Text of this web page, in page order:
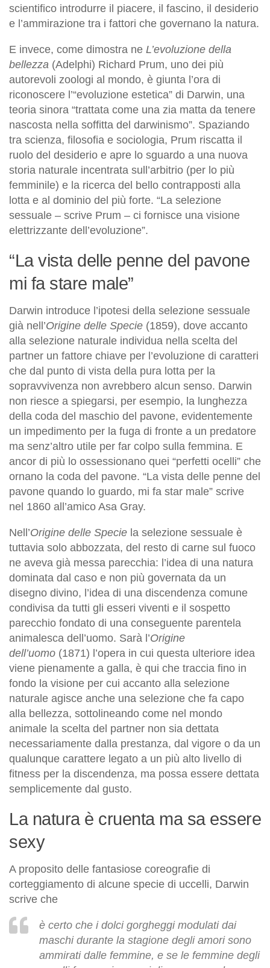
scientifico introdurre il piacere, il fascino, il desiderio
e l’ammirazione tra i fattori che governano la natura.
E invece, come dimostra ne L’evoluzione della
bellezza (Adelphi) Richard Prum, uno dei più
autorevoli zoologi al mondo, è giunta l’ora di
riconoscere l’“evoluzione estetica” di Darwin, una
teoria sinora “trattata come una zia matta da tenere
nascosta nella soffitta del darwinismo”. Spaziando
tra scienza, filosofia e sociologia, Prum riscatta il
ruolo del desiderio e apre lo sguardo a una nuova
storia naturale incentrata sull’arbitrio (per lo più
femminile) e la ricerca del bello contrapposti alla
lotta e al dominio del più forte. “La selezione
sessuale – scrive Prum – ci fornisce una visione
elettrizzante dell’evoluzione”.
“La vista delle penne del pavone
mi fa stare male”
Darwin introduce l’ipotesi della selezione sessuale
già nell’Origine delle Specie (1859), dove accanto
alla selezione naturale individua nella scelta del
partner un fattore chiave per l’evoluzione di caratteri
che dal punto di vista della pura lotta per la
sopravvivenza non avrebbero alcun senso. Darwin
non riesce a spiegarsi, per esempio, la lunghezza
della coda del maschio del pavone, evidentemente
un impedimento per la fuga di fronte a un predatore
ma senz’altro utile per far colpo sulla femmina. E
ancor di più lo ossessionano quei “perfetti ocelli” che
ornano la coda del pavone. “La vista delle penne del
pavone quando lo guardo, mi fa star male” scrive
nel 1860 all’amico Asa Gray.
Nell’Origine delle Specie la selezione sessuale è
tuttavia solo abbozzata, del resto di carne sul fuoco
ne aveva già messa parecchia: l’idea di una natura
dominata dal caso e non più governata da un
disegno divino, l’idea di una discendenza comune
condivisa da tutti gli esseri viventi e il sospetto
parecchio fondato di una conseguente parentela
animalesca dell’uomo. Sarà l’Origine
dell’uomo (1871) l’opera in cui questa ulteriore idea
viene pienamente a galla, è qui che traccia fino in
fondo la visione per cui accanto alla selezione
naturale agisce anche una selezione che fa capo
alla bellezza, sottolineando come nel mondo
animale la scelta del partner non sia dettata
necessariamente dalla prestanza, dal vigore o da un
qualunque carattere legato a un più alto livello di
fitness per la discendenza, ma possa essere dettata
semplicemente dal gusto.
La natura è cruenta ma sa essere
sexy
A proposito delle fantasiose coreografie di
corteggiamento di alcune specie di uccelli, Darwin
scrive che
è certo che i dolci gorgheggi modulati dai
maschi durante la stagione degli amori sono
ammirati dalle femmine, e se le femmine degli